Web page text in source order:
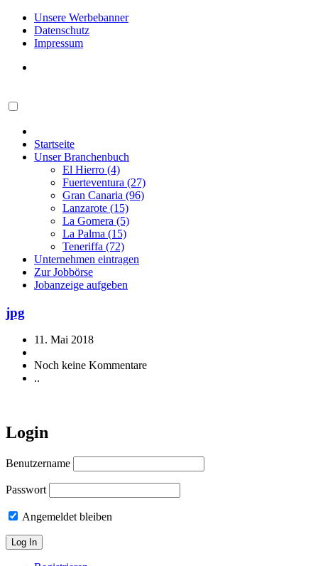
Unsere Werbebanner
Datenschutz
Impressum
Startseite
Unser Branchenbuch
El Hierro (4)
Fuerteventura (27)
Gran Canaria (96)
Lanzarote (15)
La Gomera (5)
La Palma (15)
Teneriffa (72)
Unternehmen eintragen
Zur Jobbörse
Jobanzeige aufgeben
jpg
11. Mai 2018
Noch keine Kommentare
..
Login
Benutzername
Passwort
Angemeldet bleiben